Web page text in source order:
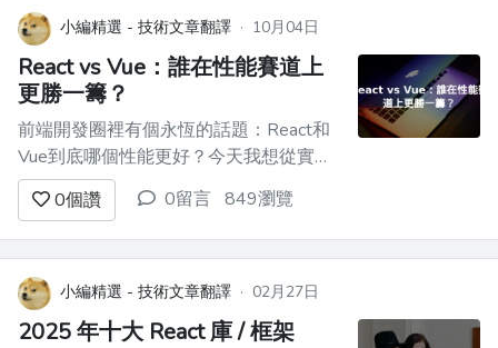
小編精選 - 技術文章翻譯 · 10月04日
React vs Vue：誰在性能賽道上
更勝一籌？
前端開發圈裡有個永恆的話題：React和
Vue到底哪個性能更好？今天我想從實際
經驗出發，和大家聊聊這個有趣的話題。
## 先澄清一個誤解 首先要說明的是，
**React和Vue在現代硬體上的性能差異，
大多數用戶是感知不到的**。但作為開發
者，了解它們背後的機制確實很有意思。
## ...
0個讚 0留言 849瀏覽
小編精選 - 技術文章翻譯 · 02月27日
2025 年十大 React 庫 / 框架